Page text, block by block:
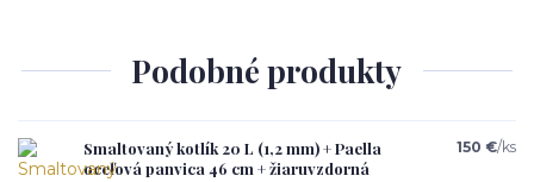
Podobné produkty
Smaltovaný kotlík 20 L (1,2 mm) + Paella
oceľová panvica 46 cm + žiaruvzdorná
150 €/ks